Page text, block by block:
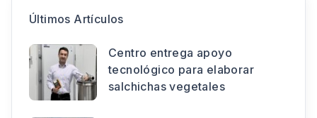
Últimos Artículos
Centro entrega apoyo
tecnológico para elaborar
salchichas vegetales